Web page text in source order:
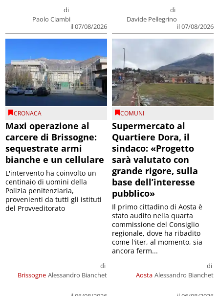
di
Paolo Ciambi
il 07/08/2026
di
Davide Pellegrino
il 07/08/2026
CRONACA
Maxi operazione al
carcere di Brissogne:
sequestrate armi
bianche e un cellulare
Brissogne
di
Alessandro Bianchet
L'intervento ha coinvolto un
centinaio di uomini della
Polizia penitenziaria,
provenienti da tutti gli istituti
del Provveditorato
COMUNI
Supermercato al
Quartiere Dora, il
sindaco: «Progetto
sarà valutato con
grande rigore, sulla
base dell’interesse
pubblico»
Aosta
di
Alessandro Bianchet
Il primo cittadino di Aosta è
stato audito nella quarta
commissione del Consiglio
regionale, dove ha ribadito
come l'iter, al momento, sia
ancora ferm...